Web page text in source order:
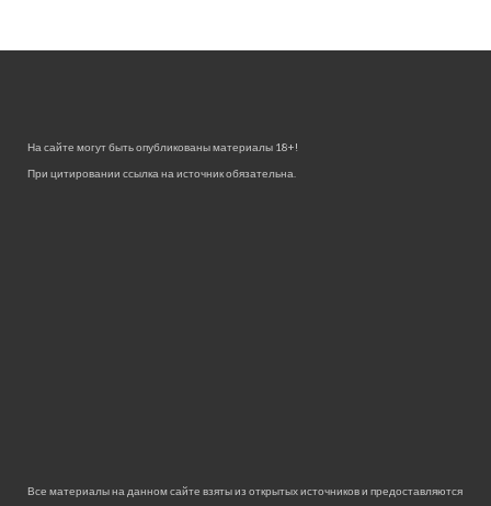
На сайте могут быть опубликованы материалы 18+!
При цитировании ссылка на источник обязательна.
Все материалы на данном сайте взяты из открытых источников и предоставляются